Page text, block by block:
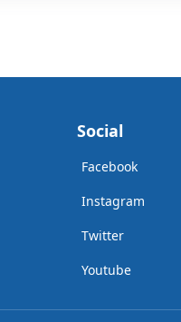
Social
Facebook
Instagram
Twitter
Youtube